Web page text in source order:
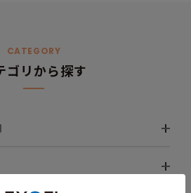
CATEGORY
ゴリから探す